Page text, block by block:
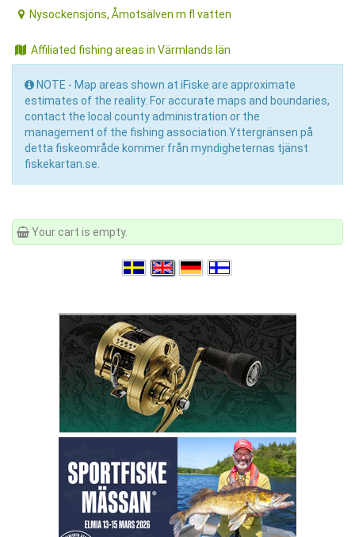
Nysockensjöns, Åmotsälven m fl vatten
Affiliated fishing areas in Värmlands län
NOTE - Map areas shown at iFiske are approximate
estimates of the reality. For accurate maps and boundaries,
contact the local county administration or the
management of the fishing association.Yttergränsen på
detta fiskeområde kommer från myndigheternas tjänst
fiskekartan.se.
Your cart is empty.